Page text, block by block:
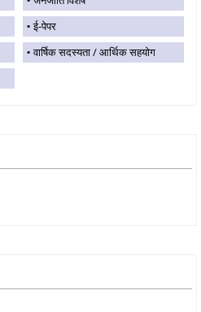
ई-पेपर
वार्षिक सदस्यता / आर्थिक सहयोग